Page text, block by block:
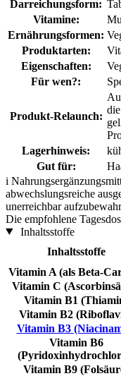
Darreichungsform:
Vitamine:
Ernährungsformen:
Produktarten:
Eigenschaften:
Für wen?:
Produkt-Relaunch:
Lagerhinweis:
Gut für:
i
abwechslungsreiche
unerreichbar
Die empfohlene
Inhaltsstoffe
Inhaltsstoffe
Vitamin A (als Beta-
Vitamin C
Vitamin B1
Vitamin B2
Vitamin B3
Vitamin B6
Vitamin B9